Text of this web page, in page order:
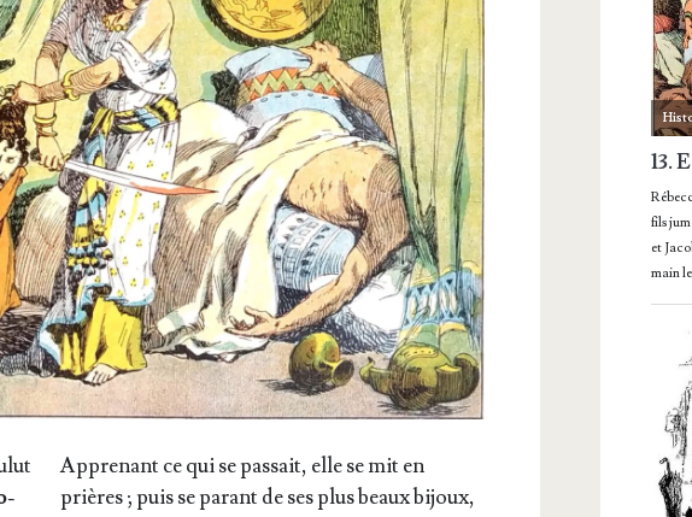
Appre­nant ce qui se pas­sait, elle se mit en
prières ; puis se parant de ses plus beaux bijoux,